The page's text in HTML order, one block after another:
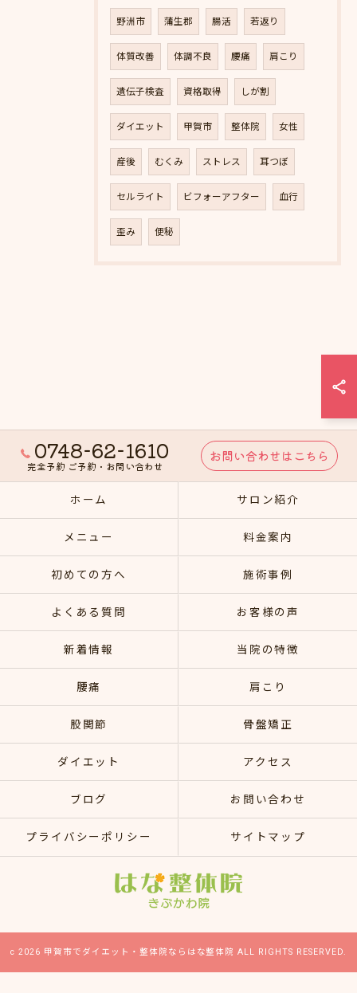
野洲市 蒲生郡 腸活 若返り
体質改善 体調不良 腰痛 肩こり
遺伝子検査 資格取得 しが割
ダイエット 甲賀市 整体院 女性
産後 むくみ ストレス 耳つぼ
セルライト ビフォーアフター 血行
歪み 便秘
0748-62-1610
完全予約 ご予約・お問い合わせ
お問い合わせはこちら
ホーム サロン紹介
メニュー 料金案内
初めての方へ 施術事例
よくある質問 お客様の声
新着情報 当院の特徴
腰痛 肩こり
股関節 骨盤矯正
ダイエット アクセス
ブログ お問い合わせ
プライバシーポリシー サイトマップ
c 2026 甲賀市でダイエット・整体院ならはな整体院 ALL RIGHTS RESERVED.